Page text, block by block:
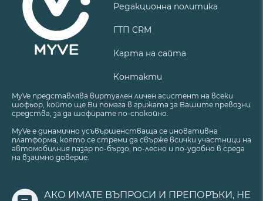
Редакционна политика
ГТП CRM
Карта на сайта
Контакти
MyVe представлява виртуален личен асистент на всеки
шофьор, който ще Ви помага в грижата за Вашите превозни
средства, за да шофирате по-спокойно.
MyVe е динамично усъвършенстваща се иновативна
платформа, която се стреми да свърже всички участници на
автомобилния пазар по-бързо, по-лесно и по-удобно в среда
на взаимно доверие.
АКО ИМАТЕ ВЪПРОСИ И ПРЕПОРЪКИ, НЕ